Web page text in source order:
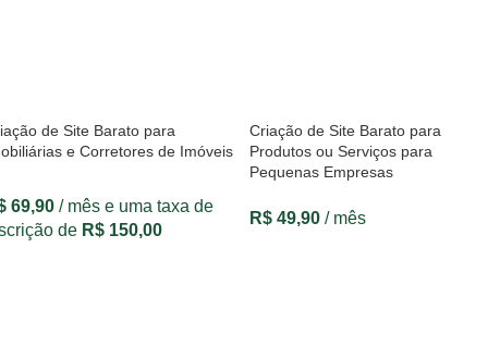
de Site Barato para
e Corretores de Imóveis
69,90 / mês e uma taxa de
de R$ 150,00
Criação de Site Barato para
Produtos ou Serviços para
Pequenas Empresas
R$ 49,90 / mês